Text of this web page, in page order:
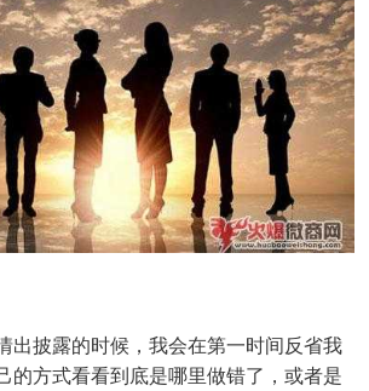
披露的时候，我会在第一时间反省我
的方式看看到底是哪里做错了，或者是